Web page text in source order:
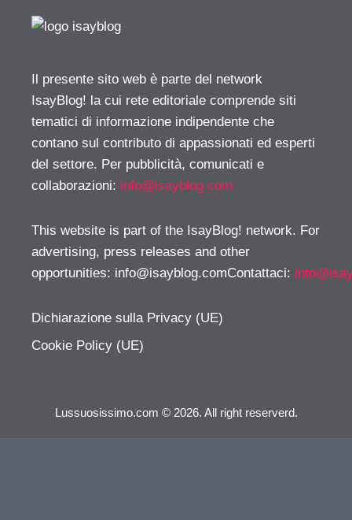
Il presente sito web è parte del network
IsayBlog! la cui rete editoriale comprende siti
tematici di informazione indipendente che
contano sul contributo di appassionati ed esperti
del settore. Per pubblicità, comunicati e
collaborazioni: info@isayblog.com
This website is part of the IsayBlog! network. For
advertising, press releases and other
opportunities: info@isayblog.comContattaci:
Dichiarazione sulla Privacy (UE)
Cookie Policy (UE)
Lussuosissimo.com © 2026. All right reserverd.